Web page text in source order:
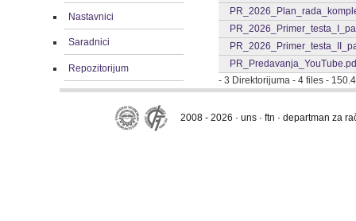
Nastavnici
Saradnici
Repozitorijum
- 3 Direktorijuma - 4 files -
2008 - 2026 · uns · ftn · departman za